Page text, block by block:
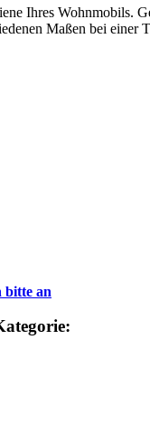
Ihres Wohnmobils.
Maßen bei
bitte an